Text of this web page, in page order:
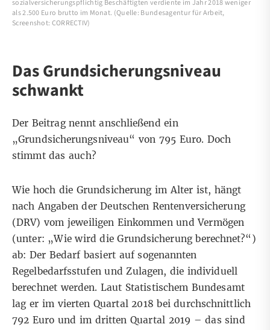
sozialversicherungspflichtig Beschäftigten verdiente im Jahr 2018 weniger
als 2.500 Euro brutto im Monat. (Quelle: Bundesagentur für Arbeit,
Screenshot: CORRECTIV)
Das Grundsicherungsniveau
schwankt
Der Beitrag nennt anschließend ein
„Grundsicherungsniveau“ von 795 Euro. Doch
stimmt das auch?
Wie hoch die Grundsicherung im Alter ist, hängt
nach Angaben der Deutschen Rentenversicherung
(DRV) vomjeweiligen Einkommen und Vermögen
(unter: „Wie wird die Grundsicherung berechnet?“)
ab: Der Bedarf basiert auf sogenannten
Regelbedarfsstufen und Zulagen, die individuell
berechnet werden. Laut Statistischem Bundesamt
lag er im vierten Quartal 2018 bei durchschnittlich
792 Euro und im dritten Quartal 2019 – das sind